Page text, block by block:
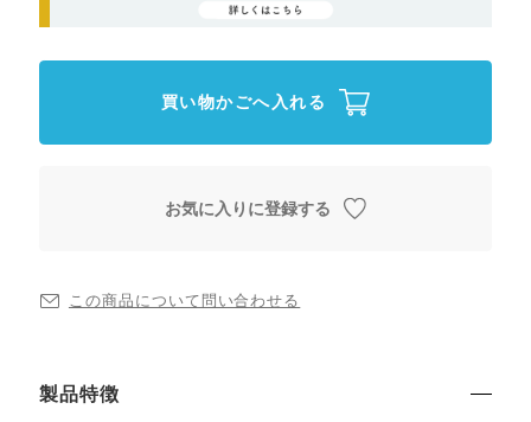
買い物かごへ入れる
お気に入りに登録する
この商品について問い合わせる
製品特徴